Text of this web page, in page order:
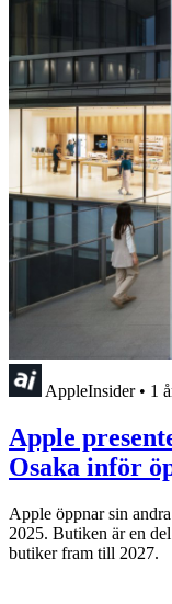
AppleInsider • 1
Apple
Osaka inför
Apple öppnar sin
2025. Butiken är en
butiker fram till 2027.